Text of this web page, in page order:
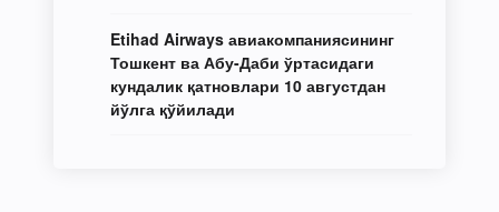
Etihad Airways авиакомпаниясининг
Тошкент ва Абу-Даби ўртасидаги
кундалик қатновлари 10 августдан
йўлга қўйилади